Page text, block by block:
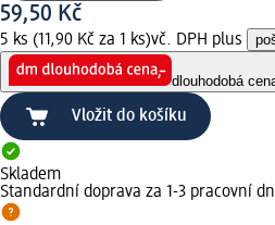
59,50 Kč
5 ks (11,90 Kč za 1 ks)vč. DPH plus
dlouhodobá
Vložit do košíku
Skladem
Standardní doprava za 1-3 pracovní